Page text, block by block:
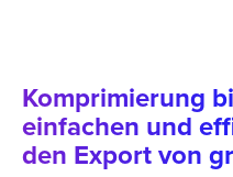
Komprimierung
einfachen und
den Export von